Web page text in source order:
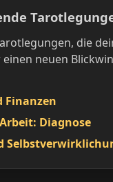
die
neuen
Finanzen
Diagnose